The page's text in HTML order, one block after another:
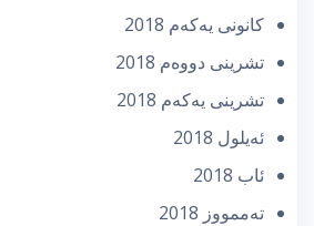
كانونی یه‌كه‌م 2018
تشرینی دووه‌م 2018
تشرینی یه‌كه‌م 2018
ئه‌یلول 2018
ئاب 2018
تەممووز 2018